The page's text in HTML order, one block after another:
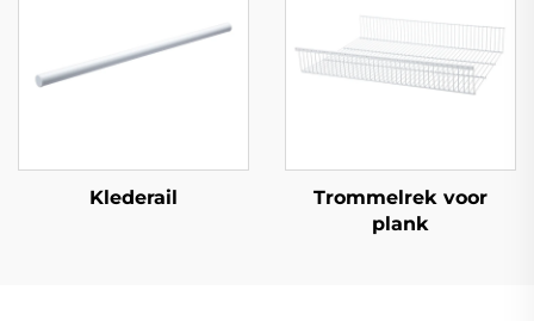
Klederail
Trommelrek voor
plank